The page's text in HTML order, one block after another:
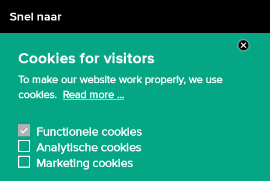
Cookies for visitors
To make our website work properly, we use
cookies. Read more ...
Functionele cookies
Analytische cookies
Marketing cookies
Snel naar
Webmail
Canvas
Bibliotheek
English